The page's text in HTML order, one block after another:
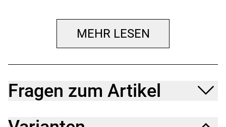
MEHR LESEN
Fragen zum Artikel